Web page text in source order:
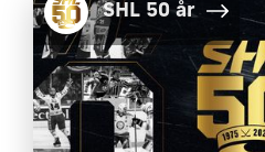
SHL 50 år